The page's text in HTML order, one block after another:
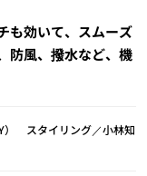
も効いて、スムーズ
防風、撥水など、機
） スタイリング／小林知